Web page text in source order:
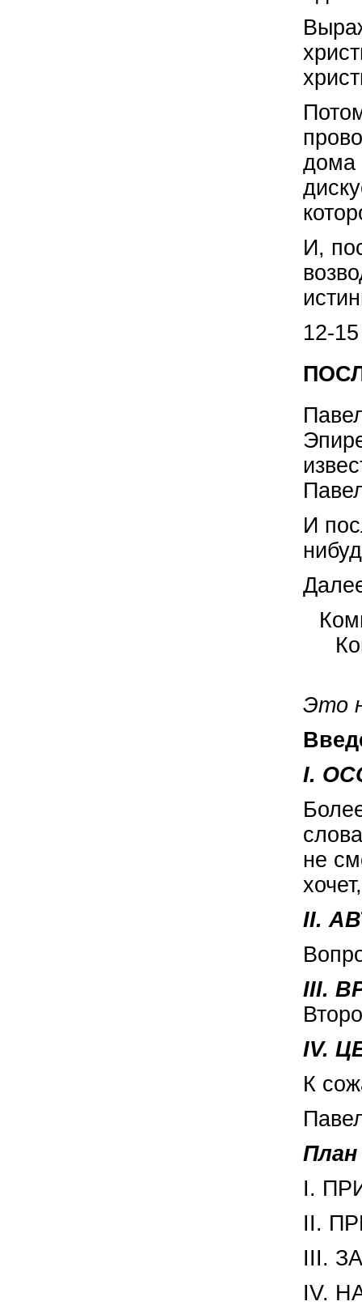
дома
И,
12-15
И
Это
I.
не
II.
III.
IV.
К
План
I.
II.
III.
IV.